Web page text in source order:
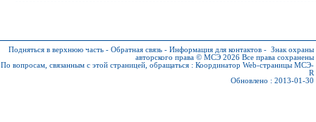
Подняться в верхнюю часть - Обратная связь - Информация для контактов - Знак охраны
авторского права © МСЭ 2026 Все права сохранены
По вопросам, связанным с этой страницей, обращаться : Координатор Web-страницы МСЭ-
R
Обновлено : 2013-01-30